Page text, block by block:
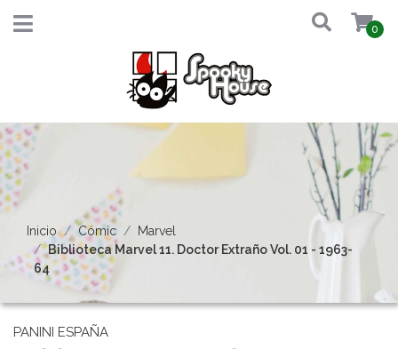
0
Inicio Cómic
Marvel
Biblioteca Marvel 11. Doctor Extraño Vol. 01 - 1963-
64
PANINI ESPAÑA